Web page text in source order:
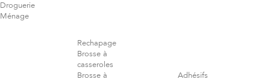
Droguerie
Ménage
Rechapage
Brosse à
casseroles
Brosse à
Adhésifs